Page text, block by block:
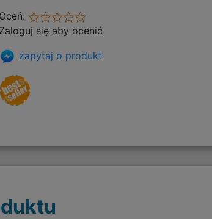
Oceń:
Zaloguj się aby ocenić
zapytaj o produkt